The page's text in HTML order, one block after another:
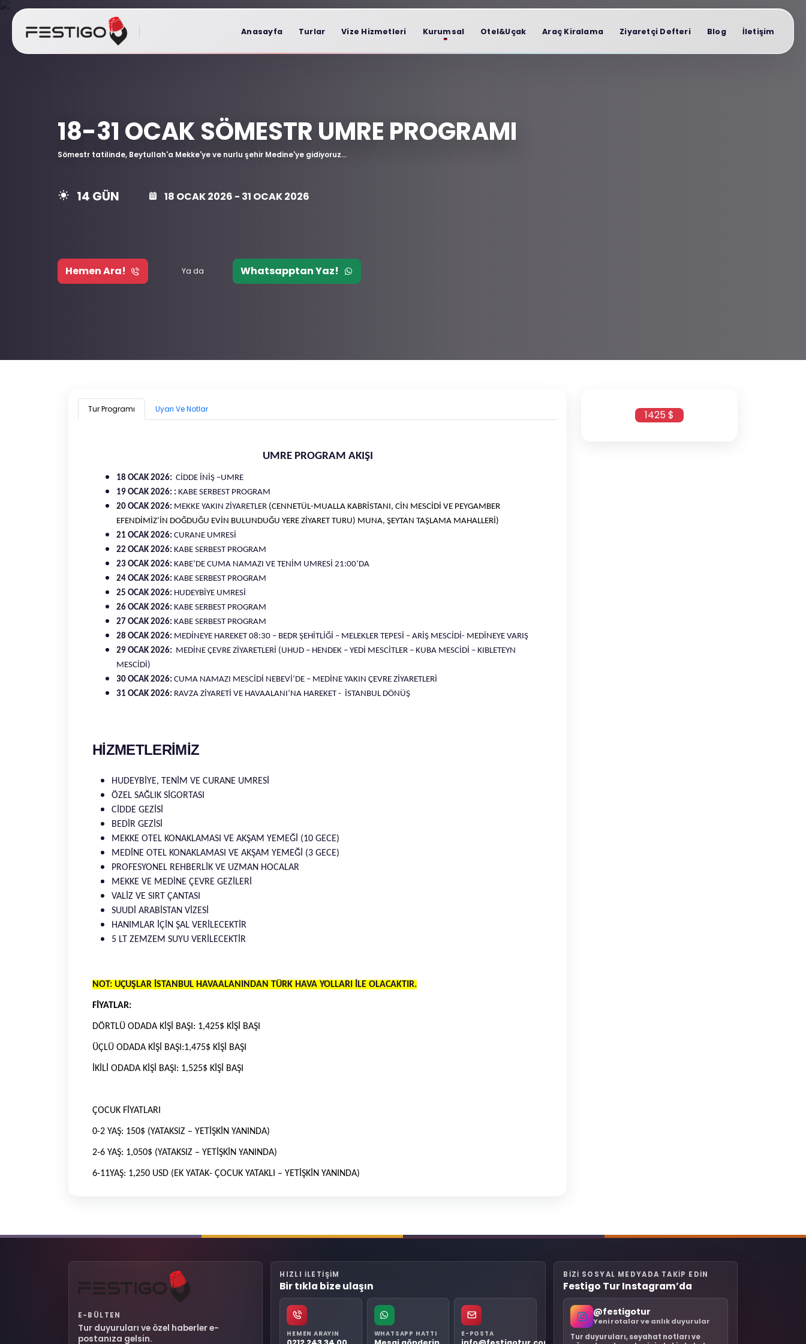
Anasayfa Turlar Vize Hizmetleri Kurumsal Otel&Uçak Araç Kiralama Ziyaretçi Defteri Blog İletişim
18-31 OCAK SÖMESTR UMRE PROGRAMI
Sömestr tatilinde, Beytullah'a Mekke'ye ve nurlu şehir Medine'ye gidiyoruz…
14 GÜN 18 OCAK 2026 - 31 OCAK 2026
Hemen Ara! Ya da Whatsapptan Yaz!
Tur Programı Uyarı Ve Notlar
UMRE PROGRAM AKIŞI
18 OCAK 2026: CİDDE İNİŞ –UMRE
19 OCAK 2026: : KABE SERBEST PROGRAM
20 OCAK 2026: MEKKE YAKIN ZİYARETLER (CENNETÜL-MUALLA KABRİSTANI, CİN MESCİDİ VE PEYGAMBER
EFENDİMİZ’İN DOĞDUĞU EVİN BULUNDUĞU YERE ZİYARET TURU) MUNA, ŞEYTAN TAŞLAMA MAHALLERİ)
21 OCAK 2026: CURANE UMRESİ
22 OCAK 2026: KABE SERBEST PROGRAM
23 OCAK 2026: KABE’DE CUMA NAMAZI VE TENİM UMRESİ 21:00’DA
24 OCAK 2026: KABE SERBEST PROGRAM
25 OCAK 2026: HUDEYBİYE UMRESİ
26 OCAK 2026: KABE SERBEST PROGRAM
27 OCAK 2026: KABE SERBEST PROGRAM
28 OCAK 2026: MEDİNEYE HAREKET 08:30 – BEDR ŞEHİTLİĞİ – MELEKLER TEPESİ – ARİŞ MESCİDİ- MEDİNEYE VARIŞ
29 OCAK 2026: MEDİNE ÇEVRE ZİYARETLERİ (UHUD – HENDEK – YEDİ MESCİTLER – KUBA MESCİDİ – KIBLETEYN
MESCİDİ)
30 OCAK 2026: CUMA NAMAZI MESCİDİ NEBEVİ’DE – MEDİNE YAKIN ÇEVRE ZİYARETLERİ
31 OCAK 2026: RAVZA ZİYARETİ VE HAVAALANI’NA HAREKET - İSTANBUL DÖNÜŞ
HİZMETLERİMİZ
HUDEYBİYE, TENİM VE CURANE UMRESİ
ÖZEL SAĞLIK SİGORTASI
CİDDE GEZİSİ
BEDİR GEZİSİ
MEKKE OTEL KONAKLAMASI VE AKŞAM YEMEĞİ (10 GECE)
MEDİNE OTEL KONAKLAMASI VE AKŞAM YEMEĞİ (3 GECE)
PROFESYONEL REHBERLİK VE UZMAN HOCALAR
MEKKE VE MEDİNE ÇEVRE GEZİLERİ
VALİZ VE SIRT ÇANTASI
SUUDİ ARABİSTAN VİZESİ
HANIMLAR İÇİN ŞAL VERİLECEKTİR
5 LT ZEMZEM SUYU VERİLECEKTİR
NOT: UÇUŞLAR İSTANBUL HAVAALANINDAN TÜRK HAVA YOLLARI İLE OLACAKTIR.
FİYATLAR:
DÖRTLÜ ODADA KİŞİ BAŞI: 1,425$ KİŞİ BAŞI
ÜÇLÜ ODADA KİŞİ BAŞI:1,475$ KİŞİ BAŞI
İKİLİ ODADA KİŞİ BAŞI: 1,525$ KİŞİ BAŞI
ÇOCUK FİYATLARI
0-2 YAŞ: 150$ (YATAKSIZ – YETİŞKİN YANINDA)
2-6 YAŞ: 1,050$ (YATAKSIZ – YETİŞKİN YANINDA)
6-11YAŞ: 1,250 USD (EK YATAK- ÇOCUK YATAKLI – YETİŞKİN YANINDA)
1425 $
E-BÜLTEN
Tur duyuruları ve özel haberler e-
postanıza gelsin.
HIZLI ILETIŞIM
Bir tıkla bize ulaşın
HEMEN ARAYIN WHATSAPP HATTI E-POSTA
BIZI SOSYAL MEDYADA TAKIP EDIN
Festigo Tur Instagram’da
@festigotur
Yeni rotalar ve anlık duyurular
Tur duyuruları, seyahat notları ve